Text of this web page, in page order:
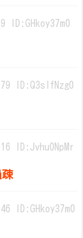
ID:Q3slfNzg0
ID:Jvhu0NpMr
疎
ID:GHkoy37m0